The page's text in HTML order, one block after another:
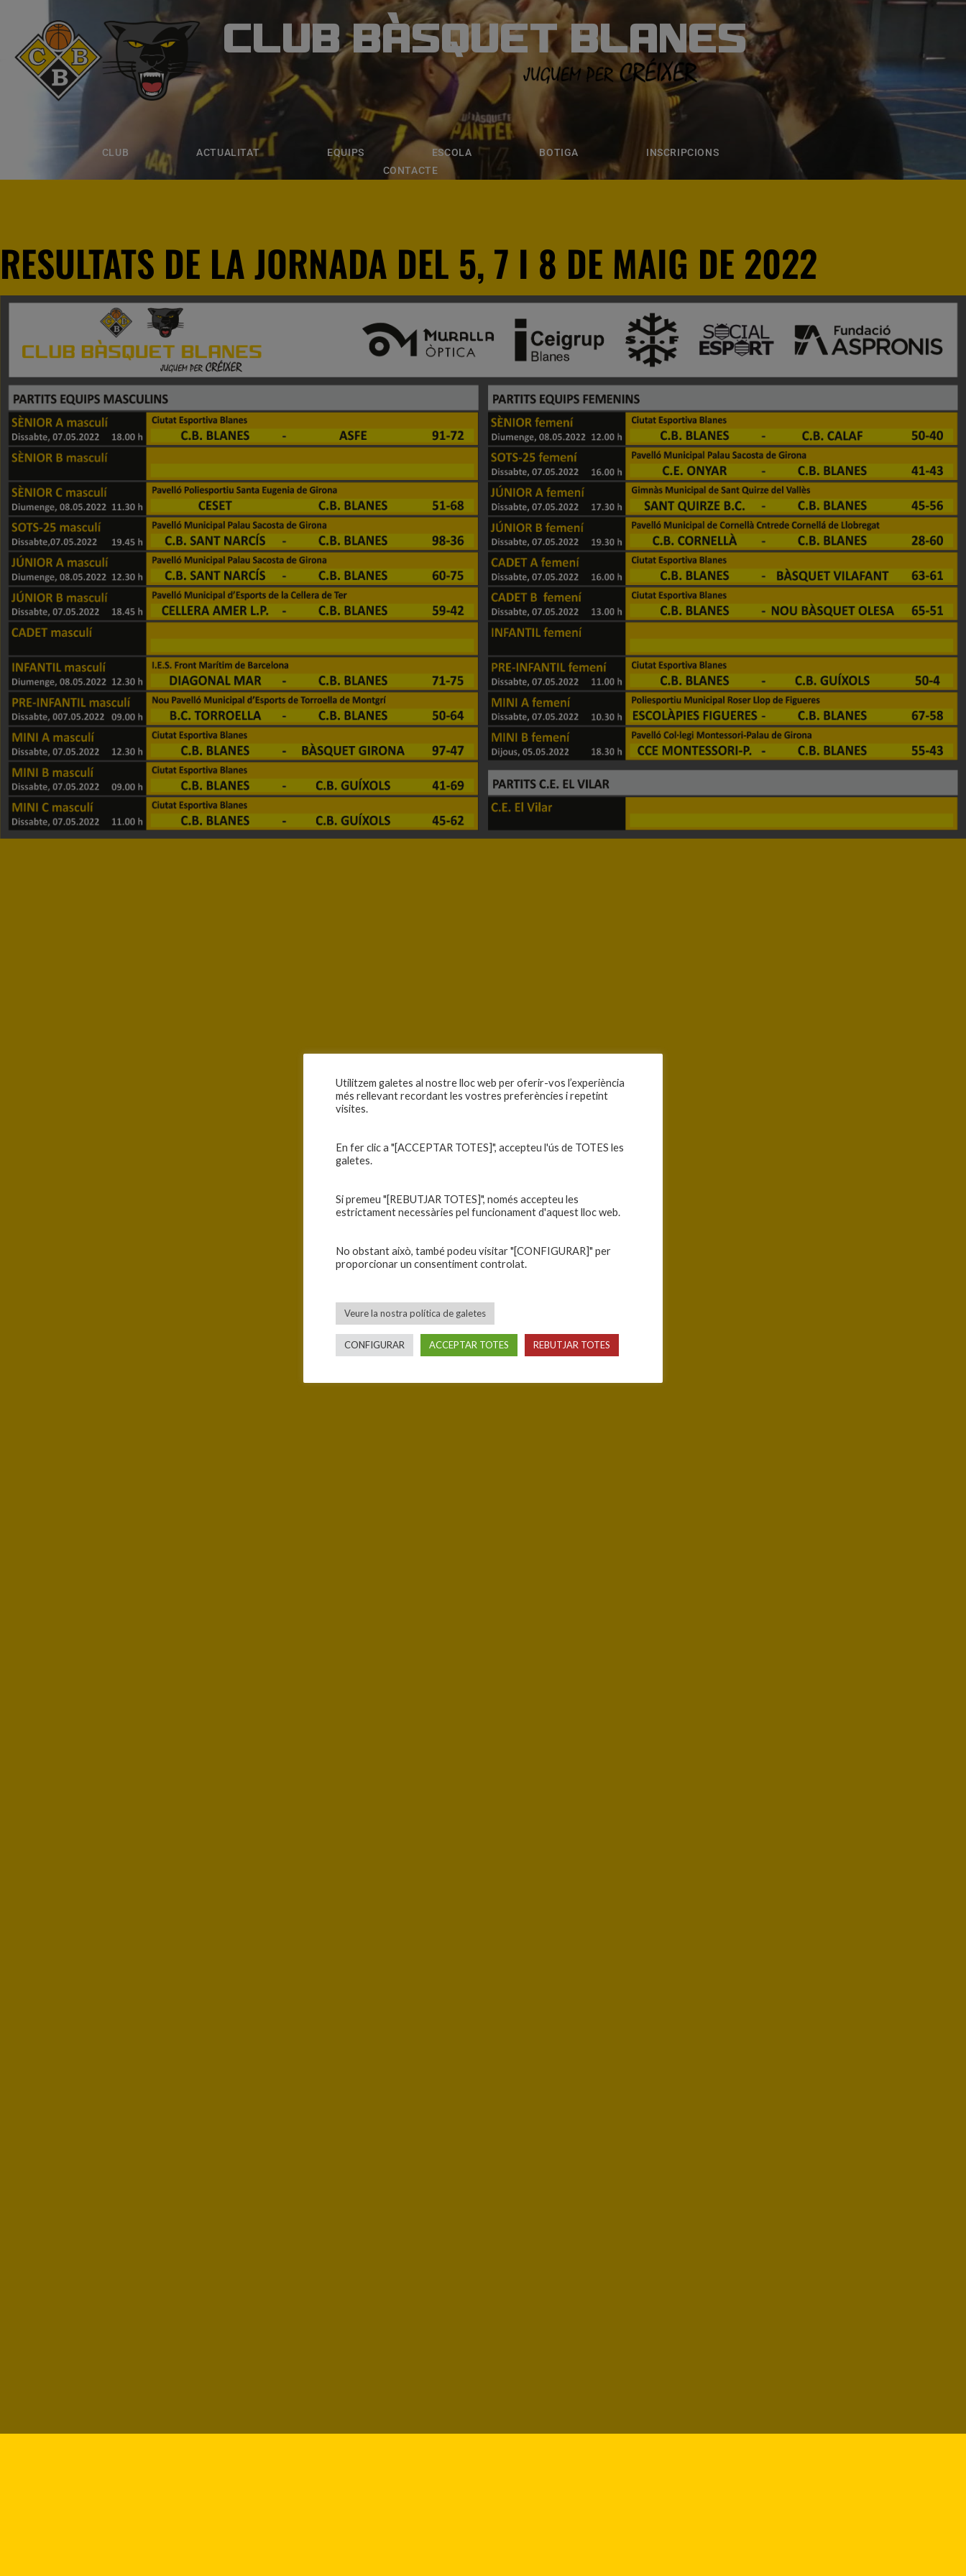
CLUB BÀSQUET BLANES
CLUB ACTUALITAT EQUIPS ESCOLA BOTIGA
INSCRIPCIONS
CONTACTE
CLUB BÀSQUET BLANES
ACTUALITAT ESCOLA BOTIGA INSCRIPCIONS
RESULTATS DE LA JORNADA DEL 5, 7 I 8 DE MAIG DE 2022
Utilitzem galetes al nostre lloc web per oferir-vos l’experiència
més rellevant recordant les vostres preferències i repetint
visites.
En fer clic a "[ACCEPTAR TOTES]", accepteu l'ús de TOTES les
galetes.
Si premeu "[REBUTJAR TOTES]", només accepteu les
estrictament necessàries pel funcionament d'aquest lloc web.
No obstant això, també podeu visitar "[CONFIGURAR]" per
proporcionar un consentiment controlat.
Veure la nostra política de galetes
CONFIGURAR ACCEPTAR TOTES REBUTJAR TOTES